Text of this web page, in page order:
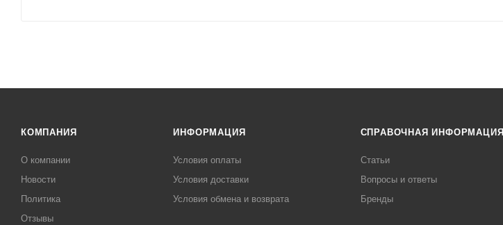
КОМПАНИЯ
О компании
Новости
Политика
Отзывы
ИНФОРМАЦИЯ
Условия оплаты
Условия доставки
Условия обмена и возврата
СПРАВОЧНАЯ ИНФОРМАЦИЯ
Статьи
Вопросы и ответы
Бренды